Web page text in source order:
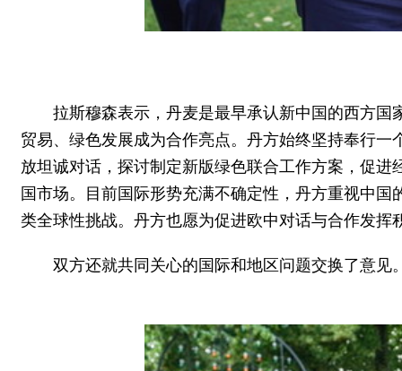
拉斯穆森表示，丹麦是最早承认新中国的西方
贸易、绿色发展成为合作亮点。丹方始终坚持奉行
放坦诚对话，探讨制定新版绿色联合工作方案，促
国市场。目前国际形势充满不确定性，丹方重视中
类全球性挑战。丹方也愿为促进欧中对话与合作发挥
双方还就共同关心的国际和地区问题交换了意见